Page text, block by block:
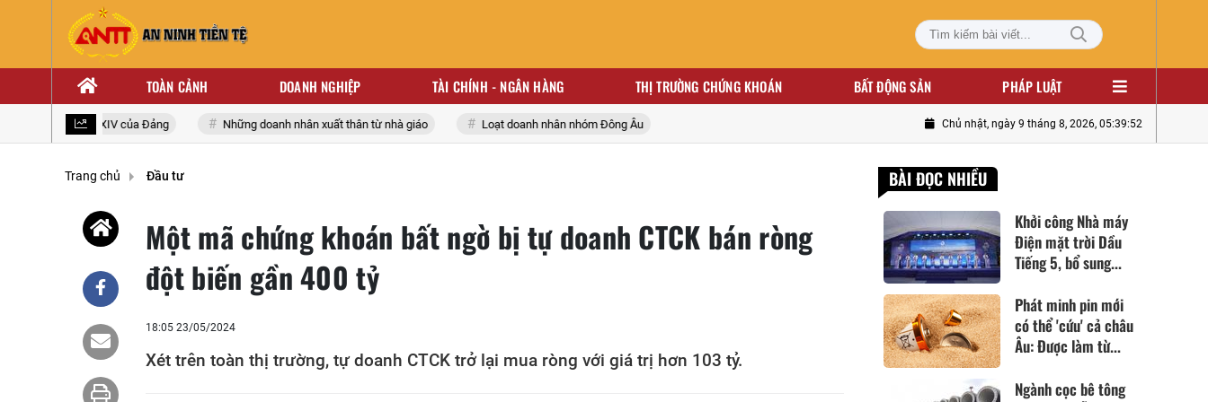
TOÀN CẢNH DOANH NGHIỆP TÀI CHÍNH - NGÂN HÀNG THỊ TRƯỜNG CHỨNG KHOÁN BẤT ĐỘNG SẢN PHÁP LUẬT
quốc lần thứ XIV của Đảng Những doanh nhân xuất thân từ nhà giáo Loạt doanh nhân nhóm Đông Âu Chủ nhật, ngày 9 tháng 8, 2026, 05:39:53
Trang chủ Đầu tư
Một mã chứng khoán bất ngờ bị tự doanh CTCK bán ròng
đột biến gần 400 tỷ
18:05 23/05/2024
Xét trên toàn thị trường, tự doanh CTCK trở lại mua ròng với giá trị hơn 103 tỷ.
BÀI ĐỌC NHIỀU
Khởi công Nhà máy
Điện mặt trời Dầu
Tiếng 5, bổ sung...
Phát minh pin mới
có thể 'cứu' cả châu
Âu: Được làm từ...
Ngành cọc bê tông